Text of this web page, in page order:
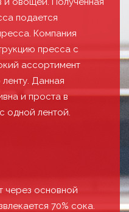
подается
Компания
пресса с
ассортимент
Данная
и проста в
одной лентой.
через основной
70% сока.